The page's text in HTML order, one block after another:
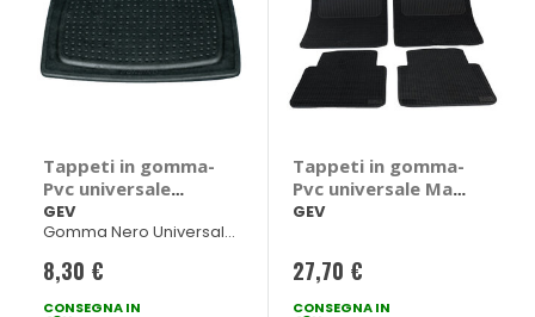
Tappeti in gomma-
Pvc universale
Rondino - GEV
GEV
Gomma Nero Universale
8,30 €
CONSEGNA IN
Tappeti in gomma-
Pvc universale Max
- GEV
GEV
27,70 €
CONSEGNA IN